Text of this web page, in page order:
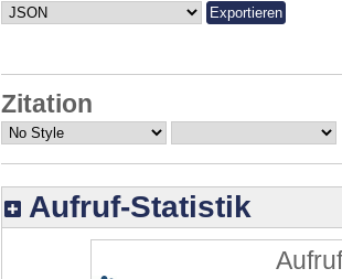
Zitation
Aufruf-Statistik